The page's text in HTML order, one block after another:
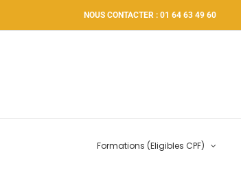
NOUS CONTACTER : 01 64 63 49 60
Formations (Eligibles CPF)